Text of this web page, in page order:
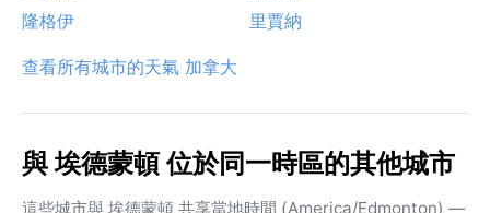
隆格伊
里賈納
查看所有城市的天氣 加拿大
與 埃德蒙頓 位於同一時區的其他城市
這些城市與 埃德蒙頓 共享當地時間 (America/Edmonton) —